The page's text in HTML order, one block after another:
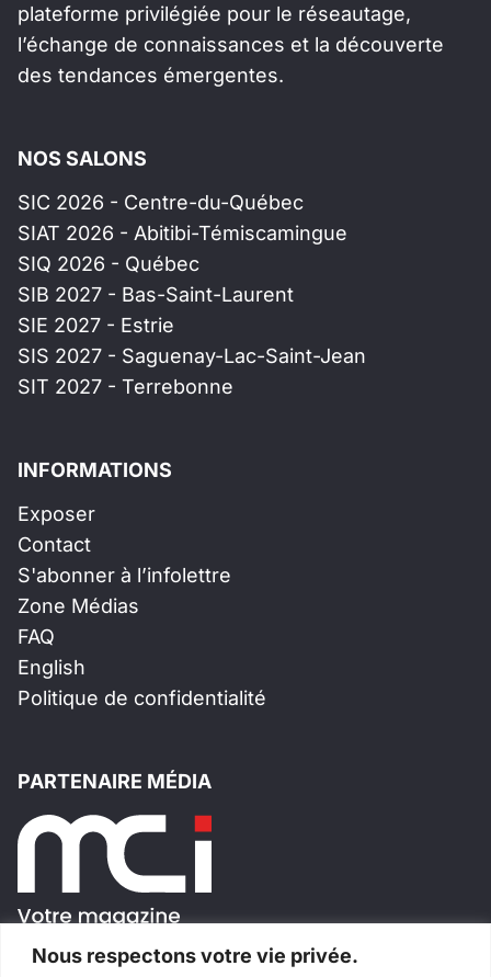
Nous respectons votre vie privée.
plateforme privilégiée pour le réseautage,
l’échange de connaissances et la découverte
des tendances émergentes.
NOS SALONS
SIC 2026 - Centre-du-Québec
SIAT 2026 - Abitibi-Témiscamingue
SIQ 2026 - Québec
SIB 2027 - Bas-Saint-Laurent
SIE 2027 - Estrie
SIS 2027 - Saguenay-Lac-Saint-Jean
SIT 2027 - Terrebonne
INFORMATIONS
Exposer
Contact
S'abonner à l’infolettre
Zone Médias
FAQ
English
Politique de confidentialité
PARTENAIRE MÉDIA